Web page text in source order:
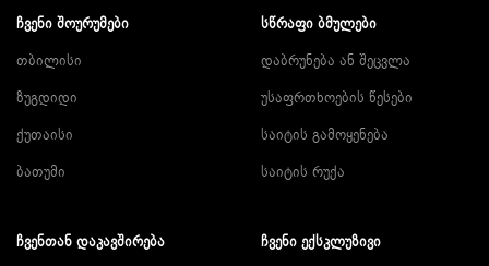
ᲩᲕᲔᲜᲘ ᲨᲝᲣᲠᲣᲛᲔᲑᲘ
თბილისი
ზუგდიდი
ქუთაისი
ბათუმი
ᲡᲬᲠᲐᲤᲘ ᲑᲛᲣᲚᲔᲑᲘ
დაბრუნება ან შეცვლა
უსაფრთხოების წესები
საიტის გამოყენება
საიტის რუქა
ᲩᲕᲔᲜᲗᲐᲜ ᲓᲐᲙᲐᲕᲨᲘᲠᲔᲑᲐ
ᲩᲕᲔᲜᲘ ᲔᲥᲡᲙᲚᲣᲖᲘᲕᲘ